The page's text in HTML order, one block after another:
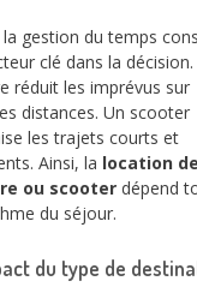
la gestion du temps
clé dans la décision.
réduit les imprévus sur
distances. Un scooter
les trajets courts et
Ainsi, la location de
ou scooter dépend
du séjour.
du type de